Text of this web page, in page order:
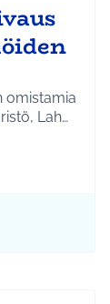
omistamia
Lah…
kylät
mukaan: